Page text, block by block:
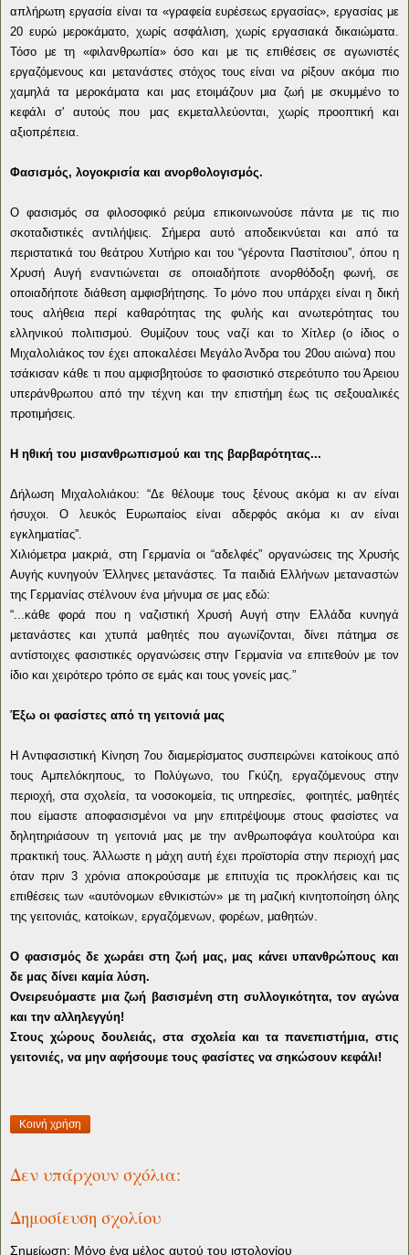
απλήρωτη εργασία είναι τα «γραφεία ευρέσεως εργασίας», εργασίας με
20 ευρώ μεροκάματο, χωρίς ασφάλιση, χωρίς εργασιακά δικαιώματα.
Τόσο με τη «φιλανθρωπία» όσο και με τις επιθέσεις σε αγωνιστές
εργαζόμενους και μετανάστες στόχος τους είναι να ρίξουν ακόμα πιο
χαμηλά τα μεροκάματα και μας ετοιμάζουν μια ζωή με σκυμμένο το
κεφάλι σ' αυτούς που μας εκμεταλλεύονται, χωρίς προοπτική και
αξιοπρέπεια.
Φασισμός, λογοκρισία και ανορθολογισμός.
Ο φασισμός σα φιλοσοφικό ρεύμα επικοινωνούσε πάντα με τις πιο
σκοταδιστικές αντιλήψεις. Σήμερα αυτό αποδεικνύεται και από τα
περιστατικά του θεάτρου Χυτήριο και του “γέροντα Παστίτσιου”, όπου η
Χρυσή Αυγή εναντιώνεται σε οποιαδήποτε ανορθόδοξη φωνή, σε
οποιαδήποτε διάθεση αμφισβήτησης. Το μόνο που υπάρχει είναι η δική
τους αλήθεια περί καθαρότητας της φυλής και ανωτερότητας του
ελληνικού πολιτισμού. Θυμίζουν τους ναζί και το Χίτλερ (ο ίδιος ο
Μιχαλολιάκος τον έχει αποκαλέσει Μεγάλο Άνδρα του 20ου αιώνα) που
τσάκισαν κάθε τι που αμφισβητούσε το φασιστικό στερεότυπο του Άρειου
υπεράνθρωπου από την τέχνη και την επιστήμη έως τις σεξουαλικές
προτιμήσεις.
Η ηθική του μισανθρωπισμού και της βαρβαρότητας...
Δήλωση Μιχαλολιάκου: “Δε θέλουμε τους ξένους ακόμα κι αν είναι
ήσυχοι. Ο λευκός Ευρωπαίος είναι αδερφός ακόμα κι αν είναι
εγκληματίας”.
Χιλιόμετρα μακριά, στη Γερμανία οι “αδελφές” οργανώσεις της Χρυσής
Αυγής κυνηγούν Έλληνες μετανάστες. Τα παιδιά Ελλήνων μεταναστών
της Γερμανίας στέλνουν ένα μήνυμα σε μας εδώ:
“...κάθε φορά που η ναζιστική Χρυσή Αυγή στην Ελλάδα κυνηγά
μετανάστες και χτυπά μαθητές που αγωνίζονται, δίνει πάτημα σε
αντίστοιχες φασιστικές οργανώσεις στην Γερμανία να επιτεθούν με τον
ίδιο και χειρότερο τρόπο σε εμάς και τους γονείς μας.”
Έξω οι φασίστες από τη γειτονιά μας
Η Αντιφασιστική Κίνηση 7ου διαμερίσματος συσπειρώνει κατοίκους από
τους Αμπελόκηπους, το Πολύγωνο, του Γκύζη, εργαζόμενους στην
περιοχή, στα σχολεία, τα νοσοκομεία, τις υπηρεσίες, φοιτητές, μαθητές
που είμαστε αποφασισμένοι να μην επιτρέψουμε στους φασίστες να
δηλητηριάσουν τη γειτονιά μας με την ανθρωποφάγα κουλτούρα και
πρακτική τους. Άλλωστε η μάχη αυτή έχει προϊστορία στην περιοχή μας
όταν πριν 3 χρόνια αποκρούσαμε με επιτυχία τις προκλήσεις και τις
επιθέσεις των «αυτόνομων εθνικιστών» με τη μαζική κινητοποίηση όλης
της γειτονιάς, κατοίκων, εργαζόμενων, φορέων, μαθητών.
Ο φασισμός δε χωράει στη ζωή μας, μας κάνει υπανθρώπους και
δε μας δίνει καμία λύση.
Ονειρευόμαστε μια ζωή βασισμένη στη συλλογικότητα, τον αγώνα
και την αλληλεγγύη!
Στους χώρους δουλειάς, στα σχολεία και τα πανεπιστήμια, στις
γειτονιές, να μην αφήσουμε τους φασίστες να σηκώσουν κεφάλι!
Κοινή χρήση
Δεν υπάρχουν σχόλια:
Δημοσίευση σχολίου
Σημείωση: Μόνο ένα μέλος αυτού του ιστολογίου